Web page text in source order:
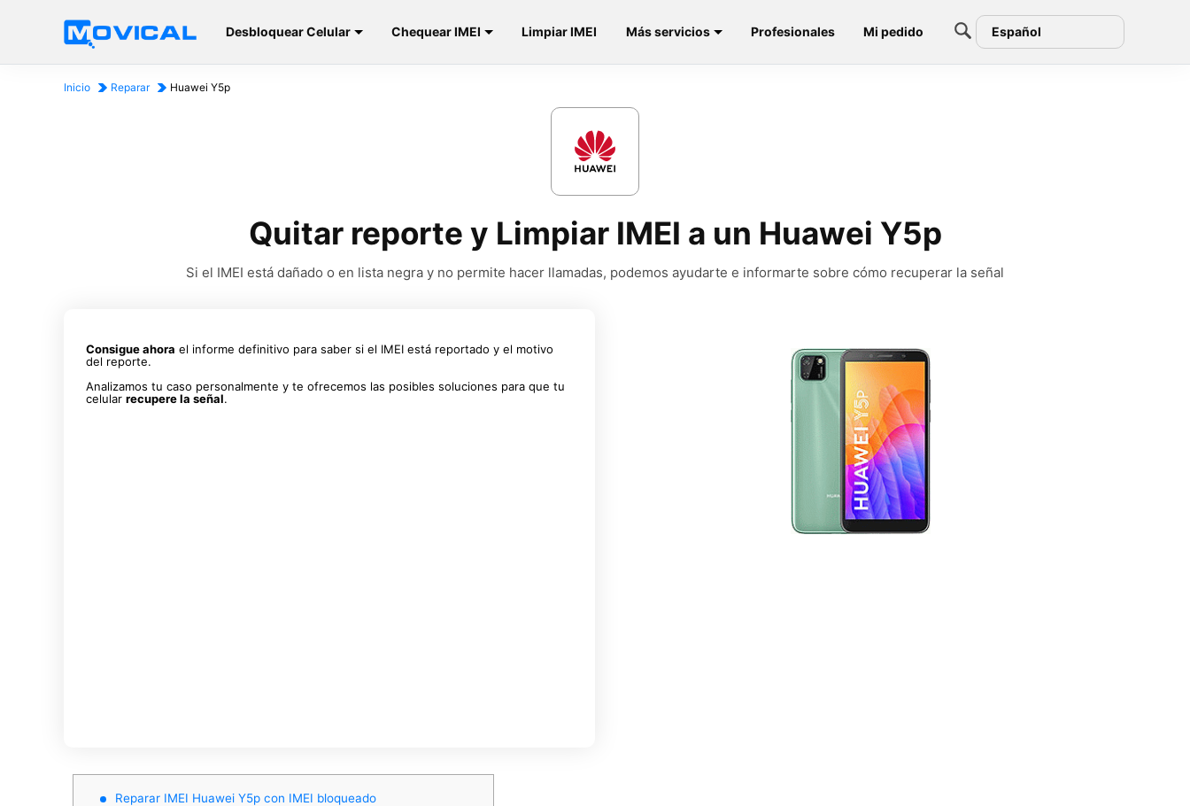
Desbloquear Celular Chequear IMEI Limpiar IMEI Más servicios Profesionales Mi pedido Español
Inicio Reparar Huawei Y5p
Quitar reporte y Limpiar IMEI a un Huawei Y5p
Si el IMEI está dañado o en lista negra y no permite hacer llamadas, podemos ayudarte e informarte sobre cómo recuperar la señal
Consigue ahora el informe definitivo para saber si el IMEI está reportado y el motivo
del reporte.
Analizamos tu caso personalmente y te ofrecemos las posibles soluciones para que tu
celular recupere la señal.
Reparar IMEI Huawei Y5p con IMEI bloqueado